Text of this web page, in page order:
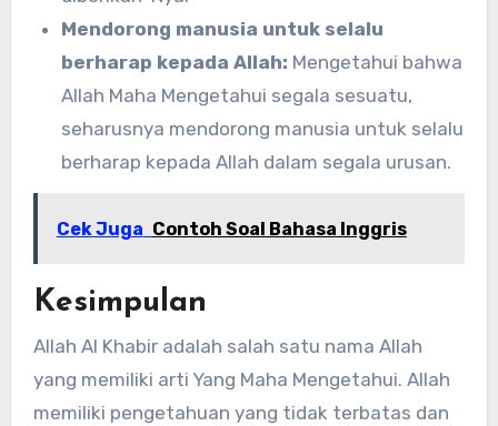
Mendorong manusia untuk selalu
berharap kepada Allah: Mengetahui bahwa
Allah Maha Mengetahui segala sesuatu,
seharusnya mendorong manusia untuk selalu
berharap kepada Allah dalam segala urusan.
Cek Juga Contoh Soal Bahasa Inggris
Kesimpulan
Allah Al Khabir adalah salah satu nama Allah
yang memiliki arti Yang Maha Mengetahui. Allah
memiliki pengetahuan yang tidak terbatas dan